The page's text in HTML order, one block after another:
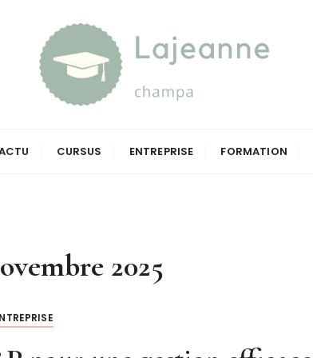
CURSUS ENTREPRISE FORMATION
2025